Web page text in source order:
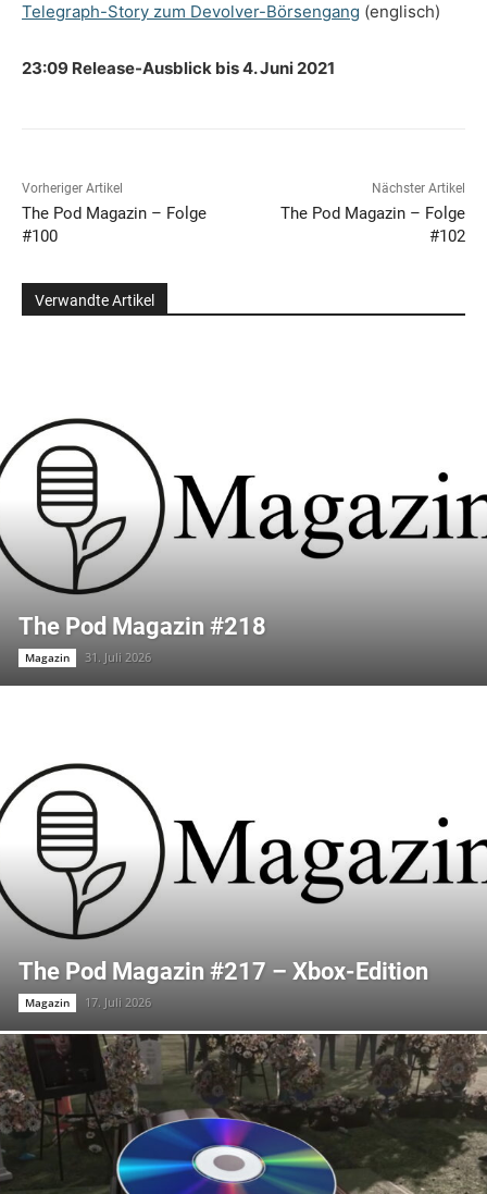
Telegraph-Story zum Devolver-Börsengang (englisch)
23:09 Release-Ausblick bis 4. Juni 2021
Vorheriger Artikel
The Pod Magazin – Folge
#100
Nächster Artikel
The Pod Magazin – Folge
#102
Verwandte Artikel
The Pod Magazin #218
Magazin 31. Juli 2026
The Pod Magazin #217 – Xbox-Edition
Magazin 17. Juli 2026